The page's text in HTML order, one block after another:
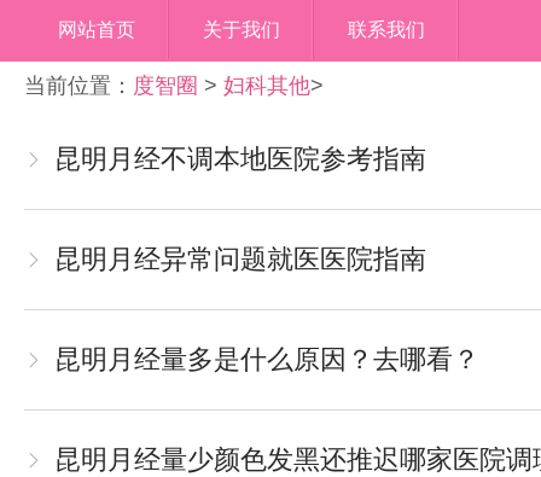
网站首页 关于我们 联系我们
当前位置： 度智圈 > 妇科其他>
昆明月经不调本地医院参考指南
昆明月经异常问题就医医院指南
昆明月经量多是什么原因？去哪看？
昆明月经量少颜色发黑还推迟哪家医院调